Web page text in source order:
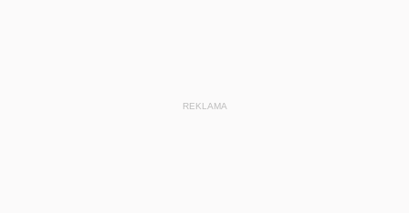
REKLAMA